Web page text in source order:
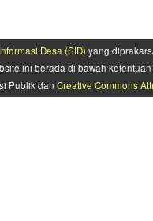
Desa (SID) yang
ini berada di bawah
Publik dan Creative Commons